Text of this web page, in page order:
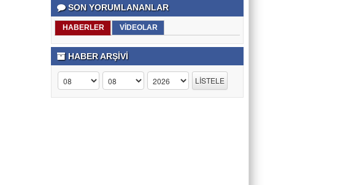
SON YORUMLANANLAR
HABERLER VİDEOLAR
HABER ARŞİVİ